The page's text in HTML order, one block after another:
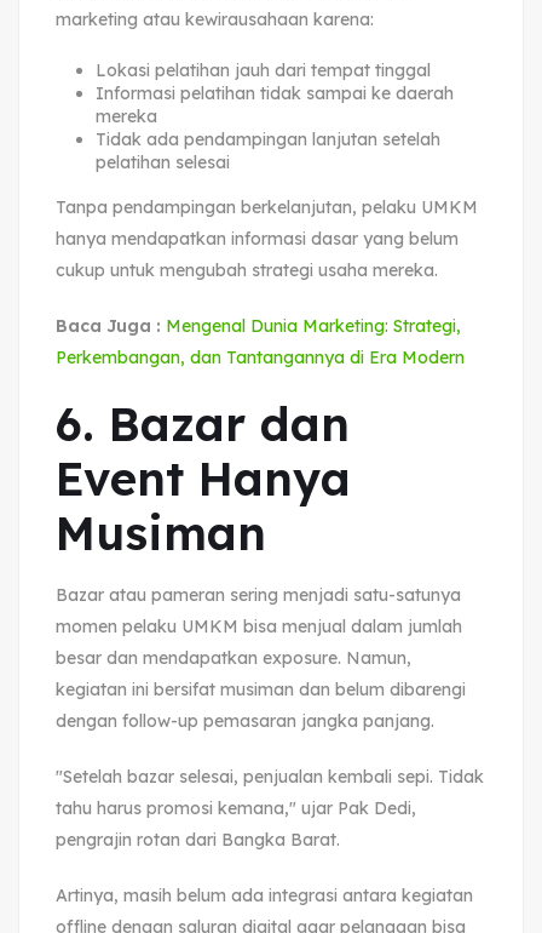
marketing atau kewirausahaan karena:
Lokasi pelatihan jauh dari tempat tinggal
Informasi pelatihan tidak sampai ke daerah
mereka
Tidak ada pendampingan lanjutan setelah
pelatihan selesai
Tanpa pendampingan berkelanjutan, pelaku UMKM
hanya mendapatkan informasi dasar yang belum
cukup untuk mengubah strategi usaha mereka.
Baca Juga : Mengenal Dunia Marketing: Strategi,
Perkembangan, dan Tantangannya di Era Modern
6. Bazar dan
Event Hanya
Musiman
Bazar atau pameran sering menjadi satu-satunya
momen pelaku UMKM bisa menjual dalam jumlah
besar dan mendapatkan exposure. Namun,
kegiatan ini bersifat musiman dan belum dibarengi
dengan follow-up pemasaran jangka panjang.
"Setelah bazar selesai, penjualan kembali sepi. Tidak
tahu harus promosi kemana," ujar Pak Dedi,
pengrajin rotan dari Bangka Barat.
Artinya, masih belum ada integrasi antara kegiatan
offline dengan saluran digital agar pelanggan bisa